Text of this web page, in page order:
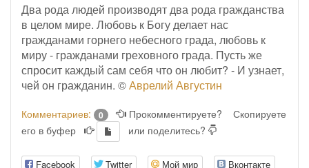
Два рода людей производят два рода гражданства
в целом мире. Любовь к Богу делает нас
гражданами горнего небесного града, любовь к
миру - гражданами греховного града. Пусть же
спросит каждый сам себя что он любит? - И узнает,
чей он гражданин. ©Аврелий Августин
Комментариев: 0 Прокомментируете?
Скопируете
его в буфер
или поделитесь?
Facebook Twitter Мой мир
Вконтакте